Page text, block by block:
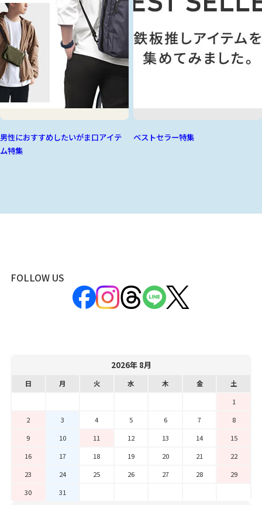
男性におすすめしたいがま口アイテ
ム特集
ベストセラー特集
FOLLOW US
2026年 8月
日 月 火 水 木 金
土
1
2
3 4 5 6 7
8
9
10 11 12 13 14
15
16
17 18 19 20 21
22
23
24 25 26 27 28
29
30
31